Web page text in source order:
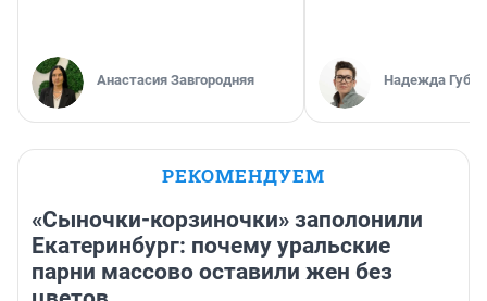
Анастасия Завгородняя Надежда
РЕКОМЕНДУЕМ
«Сыночки-корзиночки» заполонили
Екатеринбург: почему уральские
парни массово оставили жен без